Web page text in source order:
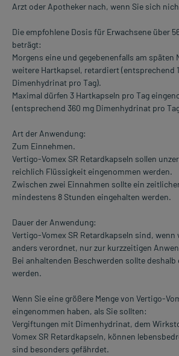
Arzt oder Apotheker nach, wenn Sie sich
Die empfohlene Dosis für Erwachsene über
beträgt:
Morgens eine und gegebenenfalls am späten
weitere Hartkapsel, retardiert (entsprechend
Dimenhydrinat pro Tag).
Maximal dürfen 3 Hartkapseln pro Tag
(entsprechend 360 mg Dimenhydrinat pro
Art der Anwendung:
Zum Einnehmen.
Vertigo-Vomex SR Retardkapseln sollen
reichlich Flüssigkeit eingenommen werden.
Zwischen zwei Einnahmen sollte ein
mindestens 8 Stunden eingehalten werden.
Dauer der Anwendung:
Vertigo-Vomex SR Retardkapseln sind,
anders verordnet, nur zur kurzzeitigen
Bei anhaltenden Beschwerden sollte
werden.
Wenn Sie eine größere Menge von Vertigo-
eingenommen haben, als Sie sollten:
Vergiftungen mit Dimenhydrinat, dem
Vomex SR Retardkapseln, können
sind besonders gefährdet.